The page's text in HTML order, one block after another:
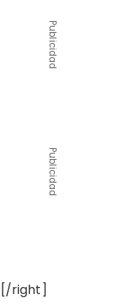
Publicidad
Publicidad
[/right]